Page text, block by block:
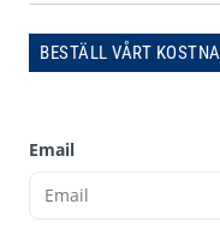
BESTÄLL VÅRT
Email